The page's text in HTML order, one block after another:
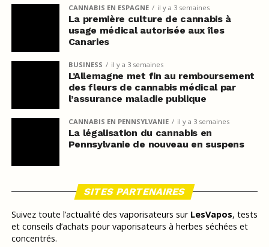
CANNABIS EN ESPAGNE il y a 3 semaines
La première culture de cannabis à
usage médical autorisée aux îles
Canaries
BUSINESS il y a 3 semaines
L’Allemagne met fin au remboursement
des fleurs de cannabis médical par
l’assurance maladie publique
CANNABIS EN PENNSYLVANIE il y a 3 semaines
La légalisation du cannabis en
Pennsylvanie de nouveau en suspens
SITES PARTENAIRES
Suivez toute l’actualité des vaporisateurs sur LesVapos, tests
et conseils d’achats pour vaporisateurs à herbes séchées et
concentrés.